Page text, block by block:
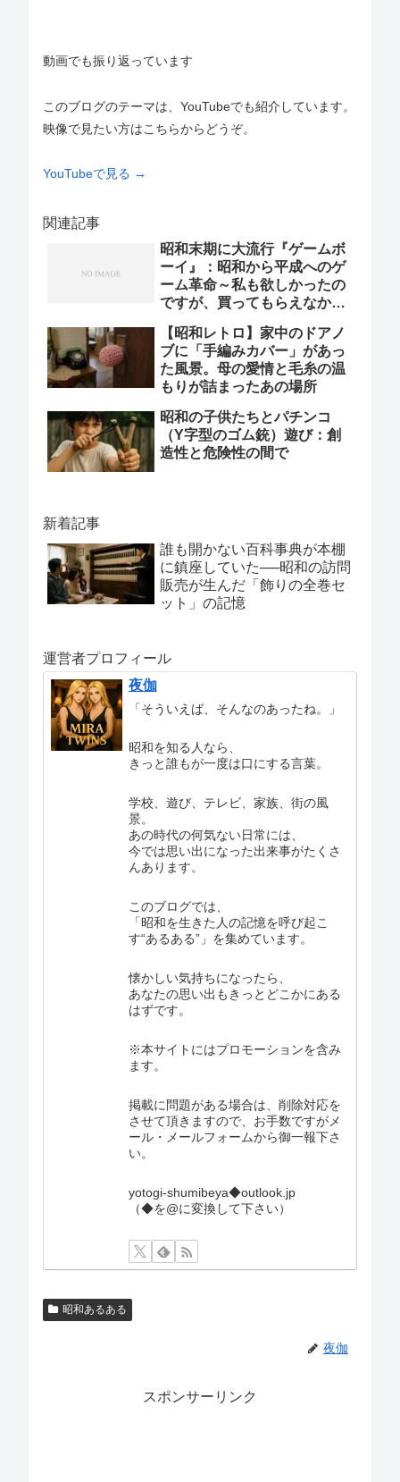
動画でも振り返っています
このブログのテーマは、YouTubeでも紹介しています。
映像で見たい方はこちらからどうぞ。
YouTubeで見る →
関連記事
昭和末期に大流行『ゲームボ
ーイ』：昭和から平成へのゲ
ーム革命～私も欲しかったの
ですが、買ってもらえなかっ
【昭和レトロ】家中のドアノ
ブに「手編みカバー」があっ
た風景。母の愛情と毛糸の温
もりが詰まったあの場所
昭和の子供たちとパチンコ
（Y字型のゴム銃）遊び：創
造性と危険性の間で
新着記事
誰も開かない百科事典が本棚
に鎮座していた──昭和の訪問
販売が生んだ「飾りの全巻セ
ット」の記憶
運営者プロフィール
夜伽
「そういえば、そんなのあったね。」
昭和を知る人なら、
きっと誰もが一度は口にする言葉。
学校、遊び、テレビ、家族、街の風
景。
あの時代の何気ない日常には、
今では思い出になった出来事がたくさ
んあります。
このブログでは、
「昭和を生きた人の記憶を呼び起こ
す“あるある”」を集めています。
懐かしい気持ちになったら、
あなたの思い出もきっとどこかにある
はずです。
※本サイトにはプロモーションを含み
ます。
掲載に問題がある場合は、削除対応を
させて頂きますので、お手数ですがメ
ール・メールフォームから御一報下さ
い。
yotogi-shumibeya◆outlook.jp
（◆を@に変換して下さい）
昭和あるある
夜伽
スポンサーリンク